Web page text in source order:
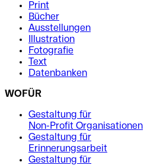
Print
Bücher
Ausstellungen
Illustration
Fotografie
Text
Datenbanken
WOFÜR
Gestaltung für
Non-Profit Organisationen
Gestaltung für
Erinnerungsarbeit
Gestaltung für